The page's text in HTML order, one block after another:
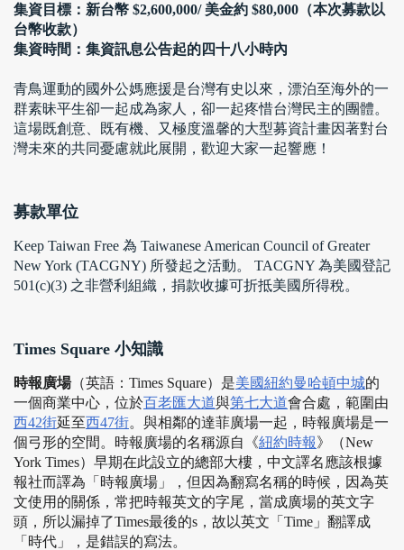
集資目標：新台幣 $2,600,000/ 美金約 $80,000（本次募款以
台幣收款）
集資時間：集資訊息公告起的四十八小時內
青鳥運動的國外公媽應援是台灣有史以來，漂泊至海外的一
群素昧平生卻一起成為家人，卻一起疼惜台灣民主的團體。
這場既創意、既有機、又極度溫馨的大型募資計畫因著對台
灣未來的共同憂慮就此展開，歡迎大家一起響應！
募款單位
Keep Taiwan Free 為 Taiwanese American Council of Greater
New York (TACGNY) 所發起之活動。 TACGNY 為美國登記
501(c)(3) 之非營利組織，捐款收據可折抵美國所得稅。
Times Square 小知識
時報廣場（英語：Times Square）是美國紐約曼哈頓中城的
一個商業中心，位於百老匯大道與第七大道會合處，範圍由
西42街延至西47街。與相鄰的達菲廣場一起，時報廣場是一
個弓形的空間。時報廣場的名稱源自《紐約時報》（New
York Times）早期在此設立的總部大樓，中文譯名應該根據
報社而譯為「時報廣場」，但因為翻寫名稱的時候，因為英
文使用的關係，常把時報英文的字尾，當成廣場的英文字
頭，所以漏掉了Times最後的s，故以英文「Time」翻譯成
「時代」，是錯誤的寫法。